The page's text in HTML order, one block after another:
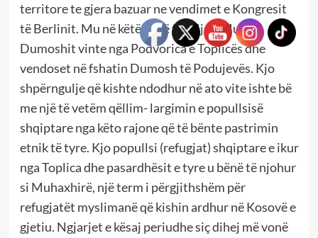
territore te gjera bazuar ne vendimet e Kongresit
të Berlinit. Mu në këtë kohë familja e Musli
Dumoshit vinte nga Podvorica e Toplicës dhe
vendoset në fshatin Dumosh të Podujevës. Kjo
shpërngulje që kishte ndodhur në ato vite ishte bë
me një të vetëm qëllim- largimin e popullsisë
shqiptare nga këto rajone që të bënte pastrimin
etnik të tyre. Kjo popullsi (refugjat) shqiptare e ikur
nga Toplica dhe pasardhësit e tyre u bënë të njohur
si Muhaxhirë, një term i përgjithshëm për
refugjatët myslimanë që kishin ardhur në Kosovë e
gjetiu. Ngjarjet e kësaj periudhe siç dihej më vonë